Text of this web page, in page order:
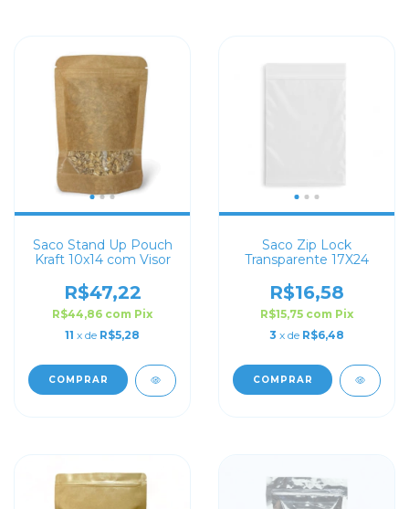
Saco Stand Up Pouch
Kraft 10x14 com Visor
R$47,22
R$44,86 com Pix
11 x de R$5,28
COMPRAR
Saco Zip Lock
Transparente 17X24
R$16,58
R$15,75 com Pix
3 x de R$6,48
COMPRAR